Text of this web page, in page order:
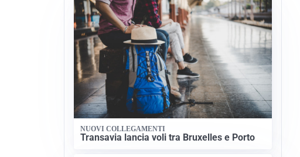
NUOVI COLLEGAMENTI
Transavia lancia voli tra Bruxelles e Porto